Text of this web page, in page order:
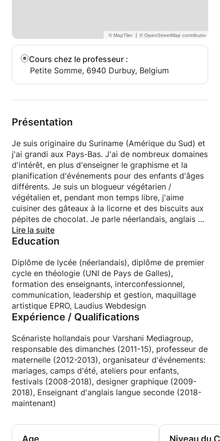
|
Cours chez le professeur :
Petite Somme, 6940 Durbuy, Belgium
Présentation
Je suis originaire du Suriname (Amérique du Sud) et
j'ai grandi aux Pays-Bas. J'ai de nombreux domaines
d'intérêt, en plus d'enseigner le graphisme et la
planification d'événements pour des enfants d'âges
différents. Je suis un blogueur végétarien /
végétalien et, pendant mon temps libre, j'aime
cuisiner des gâteaux à la licorne et des biscuits aux
pépites de chocolat. Je parle néerlandais, anglais et
un peu français. Je suis mère de deux jeunes enfants
trilingues: néerlandais, anglais et français. Je crois
moins cinq langues. C'est pourquoi je travaille
comme enseignant d'anglais langue seconde pour
enfants. Les leçons et le matériel que nous utilisons
sont interactifs, dynamiques, colorés, attrayants et
dynamiques. Outre le blogging, la pâtisserie et la
cuisine, j'ai également de nombreuses passions,
dessins, la méditation et le yoga.
Lire la suite
Education
Diplôme de lycée (néerlandais), diplôme de premier
cycle en théologie (UNI de Pays de Galles),
formation des enseignants, interconfessionnel,
communication, leadership et gestion, maquillage
artistique EPRO, Laudius Webdesign
Expérience / Qualifications
Scénariste hollandais pour Varshani Mediagroup,
responsable des dimanches (2011-15), professeur de
maternelle (2012-2013), organisateur d'événements:
mariages, camps d'été, ateliers pour enfants,
festivals (2008-2018), designer graphique (2009-
2018), Enseignant d'anglais langue seconde (2018-
maintenant)
Age Niveau du